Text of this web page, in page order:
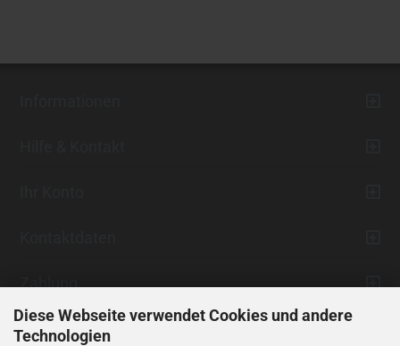
Diese Webseite verwendet Cookies und andere
Technologien
Zahlung